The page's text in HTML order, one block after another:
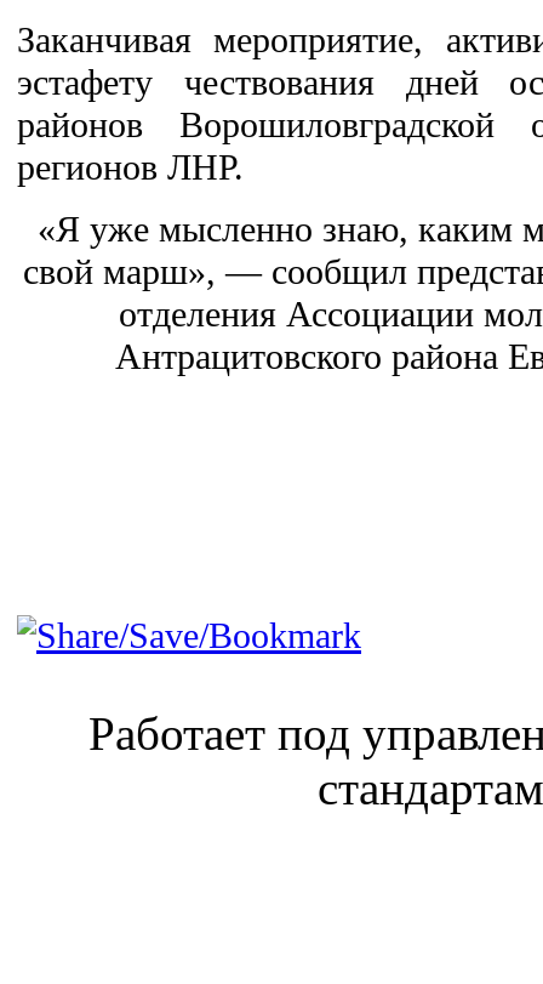
Заканчивая мероприятие,
эстафету чествования дней
районов Ворошиловградской
регионов ЛНР.
«Я уже мысленно знаю, каким
свой марш», — сообщил
отделения Ассоциации
Антрацитовского района
Работает под